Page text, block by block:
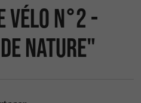
N°2 -
Nature"